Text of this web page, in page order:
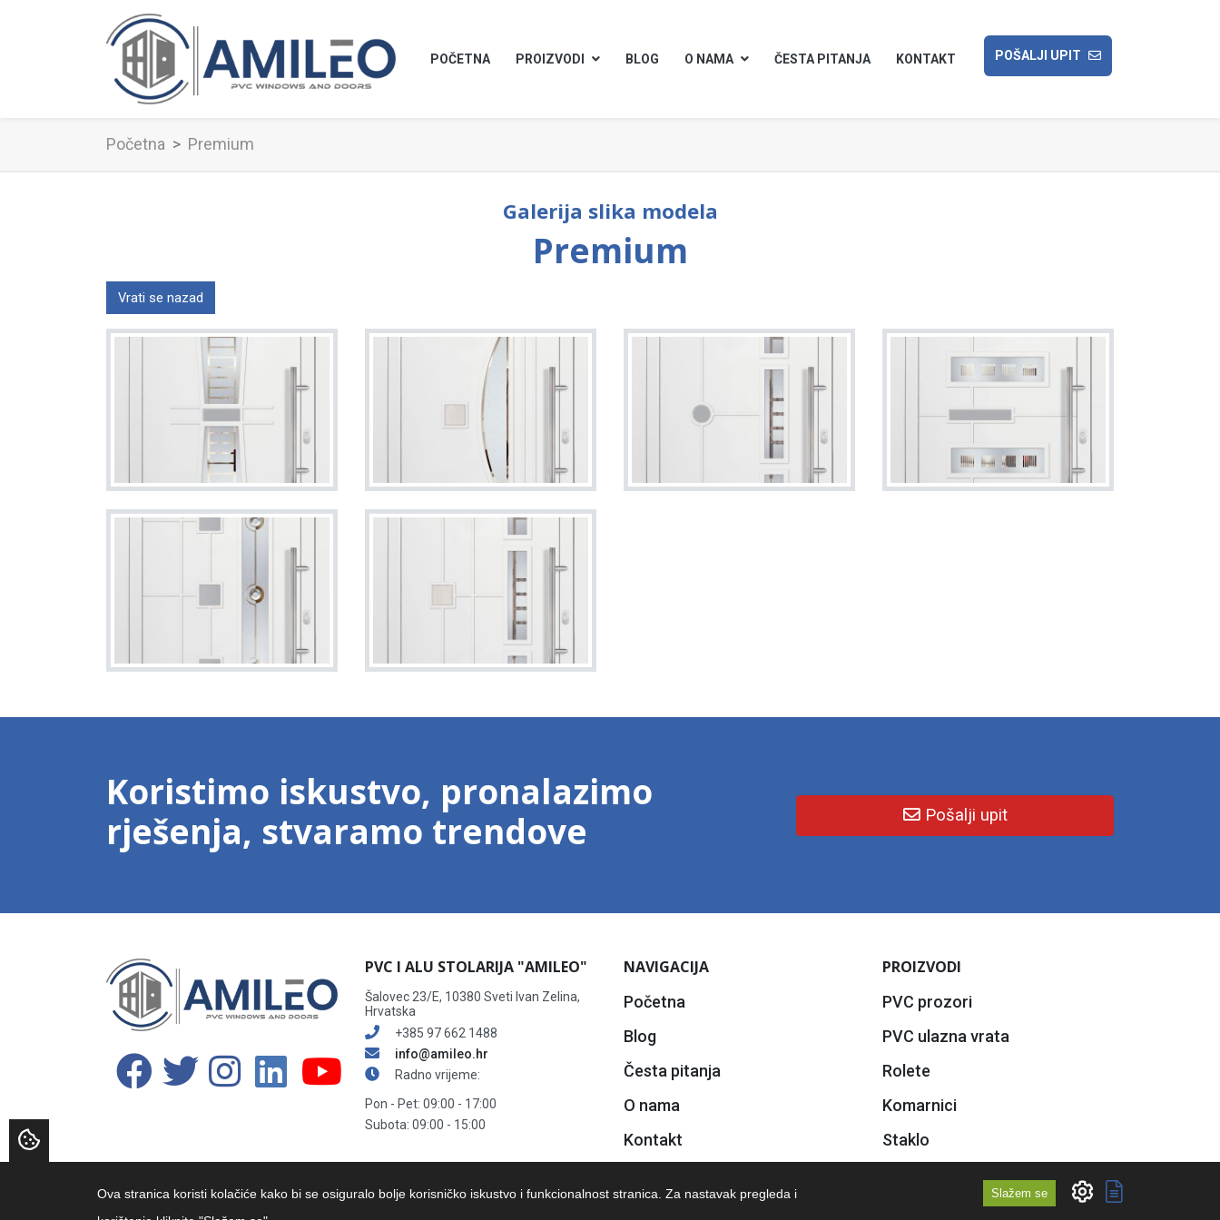
POČETNA PROIZVODI BLOG O NAMA ČESTA PITANJA KONTAKT POŠALJI UPIT
Početna Premium
Galerija slika modela
Premium
Vrati se nazad
Koristimo iskustvo, pronalazimo
rješenja, stvaramo trendove
Pošalji upit
PVC I ALU STOLARIJA "AMILEO"
Šalovec 23/E, 10380 Sveti Ivan Zelina,
Hrvatska
+385 97 662 1488
info@amileo.hr
Radno vrijeme:
Pon - Pet: 09:00 - 17:00
Subota: 09:00 - 15:00
NAVIGACIJA
Početna
Blog
Česta pitanja
O nama
Kontakt
PROIZVODI
PVC prozori
PVC ulazna vrata
Rolete
Komarnici
Staklo
Ova stranica koristi kolačiće kako bi se osiguralo bolje korisničko iskustvo i funkcionalnost stranica. Za nastavak pregleda i
Slažem se